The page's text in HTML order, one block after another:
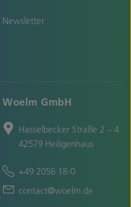
Newsletter
Woelm GmbH
Hasselbecker Straße 2 – 4
42579 Heiligenhaus
+49 2056 18-0
contact@woelm.de